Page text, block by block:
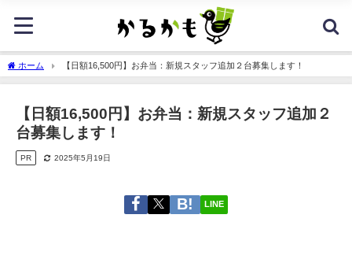
ホーム 【日額16,500円】お弁当：新規スタッフ追加２台募集します！
【日額16,500円】お弁当：新規スタッフ追加２
台募集します！
PR 2025年5月19日
LINE